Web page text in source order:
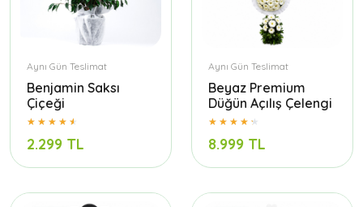
Aynı Gün Teslimat
Benjamin Saksı
Çiçeği
2.299 TL
Aynı Gün Teslimat
Beyaz Premium
Düğün Açılış Çelengi
8.999 TL